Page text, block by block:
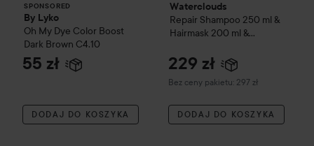
SPONSORED
By Lyko
Oh My Dye Color Boost
Dark Brown C4.10
55 zł
DODAJ DO KOSZYKA
Waterclouds
Repair Shampoo 250 ml &
Hairmask 200 ml &
229 zł
Bez ceny pakietu: 297 zł
DODAJ DO KOSZYKA